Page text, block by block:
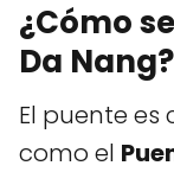
¿Cómo
Da Nang?
El puente
como el